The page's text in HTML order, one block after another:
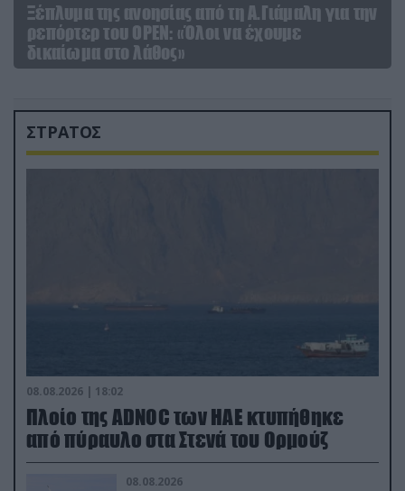
Ξέπλυμα της ανοησίας από τη Α.Γιάμαλη για την
ρεπόρτερ του ΟΡΕΝ: «Όλοι να έχουμε
δικαίωμα στο λάθος»
ΣΤΡΑΤΟΣ
08.08.2026 | 18:02
Πλοίο της ADNOC των ΗΑΕ κτυπήθηκε
από πύραυλο στα Στενά του Ορμούζ
08.08.2026